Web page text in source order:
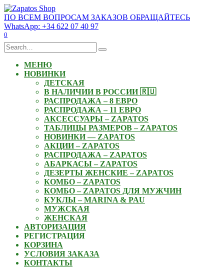
Skip
to
content
ПО ВСЕМ ВОПРОСАМ ЗАКАЗОВ ОБРАЩАЙТЕСЬ
WhatsApp: +34 622 07 40 97
0
Search
for:
МЕНЮ
НОВИНКИ
ДЕТСКАЯ
В НАЛИЧИИ В РОССИИ 🇷🇺
РАСПРОДАЖА – 8 ЕВРО
РАСПРОДАЖА – 11 ЕВРО
АКСЕССУАРЫ – ZAPATOS
ТАБЛИЦЫ РАЗМЕРОВ – ZAPATOS
НОВИНКИ — ZAPATOS
АКЦИИ – ZAPATOS
РАСПРОДАЖА – ZAPATOS
АБАРКАСЫ – ZAPATOS
ДЕЗЕРТЫ ЖЕНСКИЕ – ZAPATOS
КОМБО – ZAPATOS
КОМБО – ZAPATOS ДЛЯ МУЖЧИН
КУКЛЫ – MARINA & PAU
МУЖСКАЯ
ЖЕНСКАЯ
АВТОРИЗАЦИЯ
РЕГИСТРАЦИЯ
КОРЗИНА
УСЛОВИЯ ЗАКАЗА
КОНТАКТЫ